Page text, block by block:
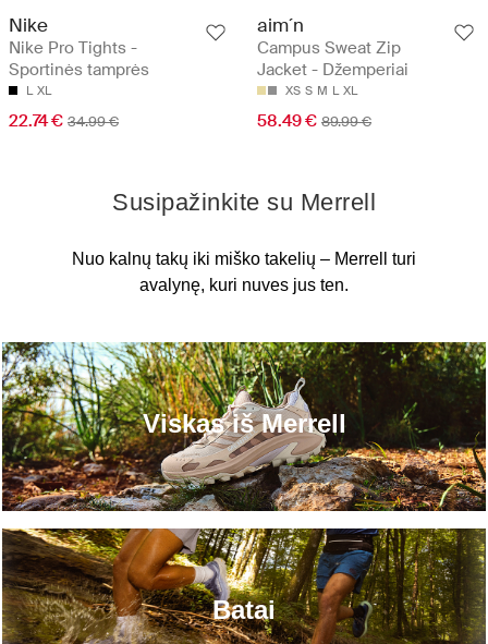
Nike
Nike Pro Tights -
Sportinės tamprės
L XL
22.74 € 34.99 €
aim´n
Campus Sweat Zip
Jacket - Džemperiai
XS S M L XL
58.49 € 89.99 €
Viskas iš Merrell
Batai
Susipažinkite su Merrell
Nuo kalnų takų iki miško takelių – Merrell turi
avalynę, kuri nuves jus ten.